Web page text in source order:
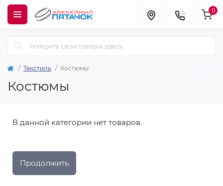
0
Текстиль Костюмы
Костюмы
В данной категории нет товаров.
Продолжить